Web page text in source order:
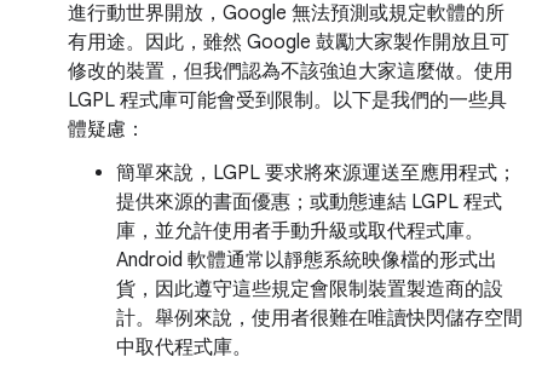
進行動世界開放，Google 無法預測或規定軟體的所
有用途。因此，雖然 Google 鼓勵大家製作開放且可
修改的裝置，但我們認為不該強迫大家這麼做。使用
LGPL 程式庫可能會受到限制。以下是我們的一些具
體疑慮：
簡單來說，LGPL 要求將來源運送至應用程式；
提供來源的書面優惠；或動態連結 LGPL 程式
庫，並允許使用者手動升級或取代程式庫。
Android 軟體通常以靜態系統映像檔的形式出
貨，因此遵守這些規定會限制裝置製造商的設
計。舉例來說，使用者很難在唯讀快閃儲存空間
中取代程式庫。